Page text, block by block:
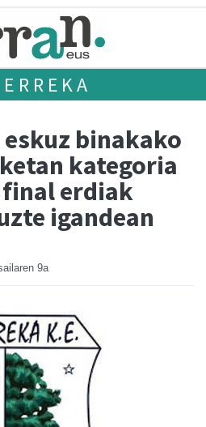
binakako
kategoria
erdiak
igandean
9a